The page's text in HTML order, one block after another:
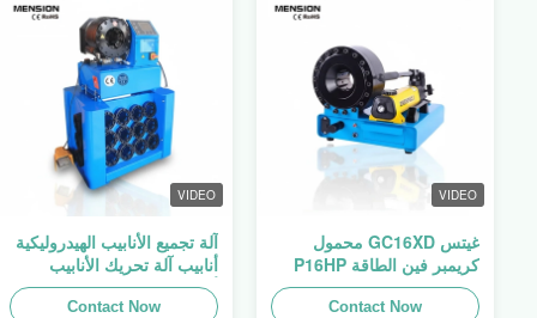
VIDEO
غيتس GC16XD محمول
كريمبر فين الطاقة P16HP
يدوي كابل هيدروليك كريمبر
للبيع
Contact Now
VIDEO
آلة تجميع الأنابيب الهيدروليكية
أنابيب آلة تحريك الأنابيب
أنابيب المطبخ فين السلطة
Swager
Contact Now